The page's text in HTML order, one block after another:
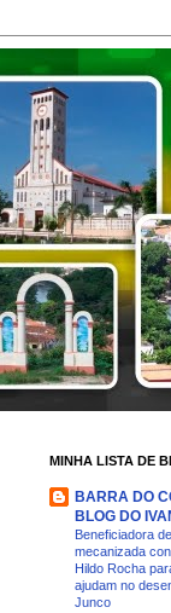
MINHA LISTA DE
BARRA DO
BLOG DO
Beneficiadora
mecanizada
Hildo Rocha
ajudam no
Junco